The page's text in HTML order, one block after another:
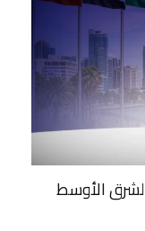
الأوسط